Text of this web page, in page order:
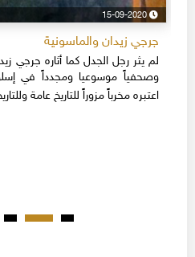
15-09-2020
جرجي زيدان والماسونية
لم يثر رجل الجدل كما أثاره جرجي
وصحفياً موسوعيا ومجدداً في
اعتبره مخرباً مزوراً للتاريخ عامة